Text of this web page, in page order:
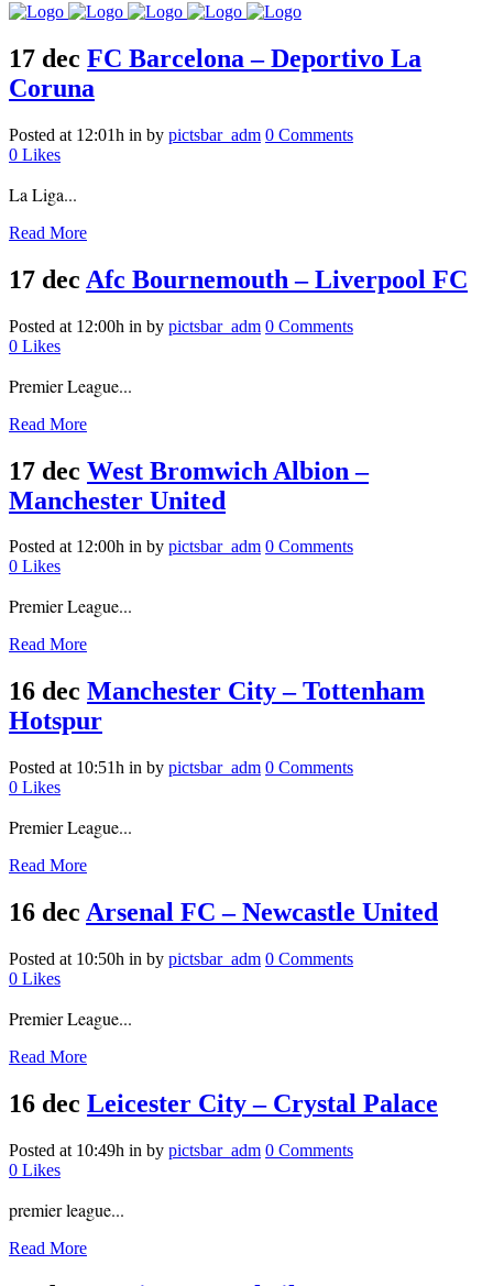
17 dec FC Barcelona – Deportivo La
Coruna
Posted at 12:01h in by pictsbar_adm 0 Comments
0 Likes
La Liga...
Read More
17 dec Afc Bournemouth – Liverpool FC
Posted at 12:00h in by pictsbar_adm 0 Comments
0 Likes
Premier League...
Read More
17 dec West Bromwich Albion –
Manchester United
Posted at 12:00h in by pictsbar_adm 0 Comments
0 Likes
Premier League...
Read More
16 dec Manchester City – Tottenham
Hotspur
Posted at 10:51h in by pictsbar_adm 0 Comments
0 Likes
Premier League...
Read More
16 dec Arsenal FC – Newcastle United
Posted at 10:50h in by pictsbar_adm 0 Comments
0 Likes
Premier League...
Read More
16 dec Leicester City – Crystal Palace
Posted at 10:49h in by pictsbar_adm 0 Comments
0 Likes
premier league...
Read More